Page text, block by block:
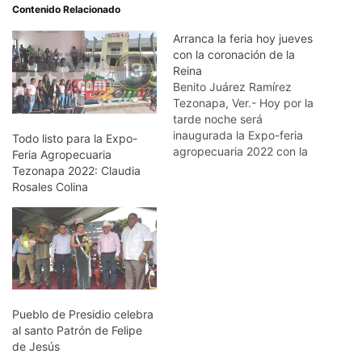
Contenido Relacionado
Todo listo para la Expo-
Feria Agropecuaria
Tezonapa 2022: Claudia
Rosales Colina
Arranca la feria hoy jueves
con la coronación de la
Reina
Benito Juárez Ramírez
Tezonapa, Ver.- Hoy por la
tarde noche será
inaugurada la Expo-feria
agropecuaria 2022 con la
Pueblo de Presidio celebra
al santo Patrón de Felipe
de Jesús